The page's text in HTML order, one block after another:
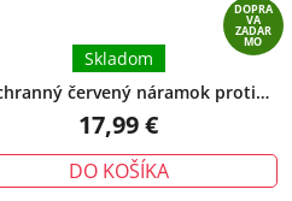
DOPRA
VA
ZADAR
MO
červený náramok proti
– tradičný talizman ochrany
Skladom
17,99 €
DO KOŠÍKA